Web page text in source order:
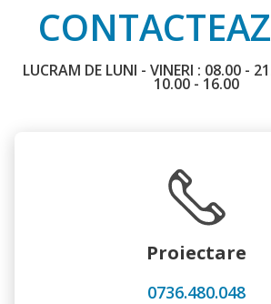
LUCRAM DE LUNI - VINERI : 08.00 -
10.00 - 16.00
Proiectare
0736.480.048